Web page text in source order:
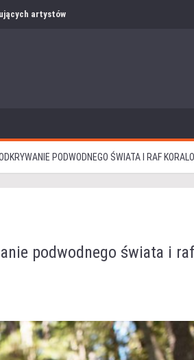
artystów
PODWODNEGO ŚWIATA I RAF
podwodnego świata i raf